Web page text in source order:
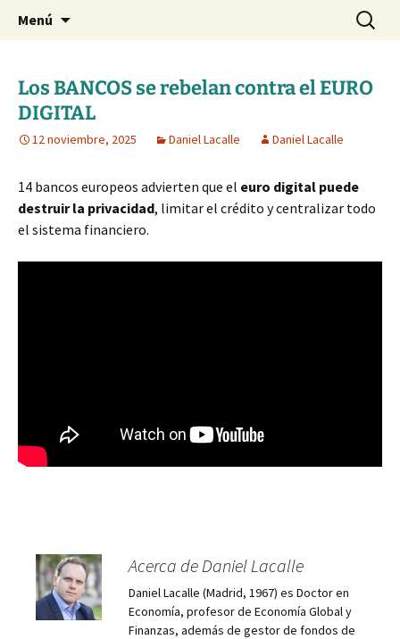
dlacalle.com
Blog de Daniel Lacalle
Menú Buscar:
Los BANCOS se rebelan contra el EURO
DIGITAL
12 noviembre, 2025 Daniel Lacalle Daniel Lacalle
14 bancos europeos advierten que el euro digital puede
destruir la privacidad, limitar el crédito y centralizar todo
el sistema financiero.
Acerca de Daniel Lacalle
Daniel Lacalle (Madrid, 1967) es Doctor en
Economía, profesor de Economía Global y
Finanzas, además de gestor de fondos de